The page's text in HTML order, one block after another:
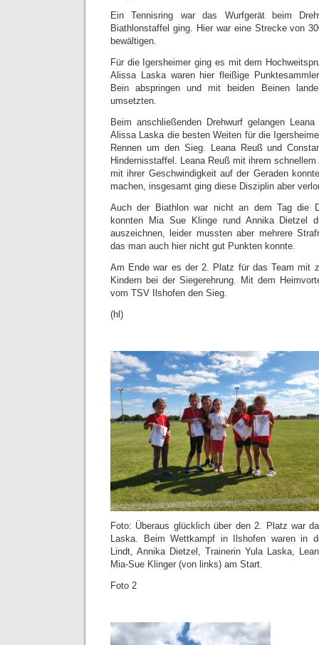
Ein Tennisring war das Wurfgerät beim
Biathlonstaffel ging. Hier war eine Strecke von
bewältigen.
Für die Igersheimer ging es mit dem
Alissa Laska waren hier fleißige
Bein abspringen und mit beiden Beinen
umsetzten.
Beim anschließenden Drehwurf gelangen
Alissa Laska die besten Weiten für die
Rennen um den Sieg. Leana Reuß und
Hindernisstaffel. Leana Reuß mit ihrem
mit ihrer Geschwindigkeit auf der Geraden
machen, insgesamt ging diese Disziplin aber
Auch der Biathlon war nicht an dem Tag die
konnten Mia Sue Klinge rund Annika Dietzel
auszeichnen, leider mussten aber mehrere
das man auch hier nicht gut Punkten konnte.
Am Ende war es der 2. Platz für das Team mit
Kindern bei der Siegerehrung. Mit dem
vom TSV Ilshofen den Sieg.
(hl)
Foto: Überaus glücklich über den 2. Platz war
Laska. Beim Wettkampf in Ilshofen waren in
Lindt, Annika Dietzel, Trainerin Yula Laska,
Mia-Sue Klinger (von links) am Start.
Foto 2